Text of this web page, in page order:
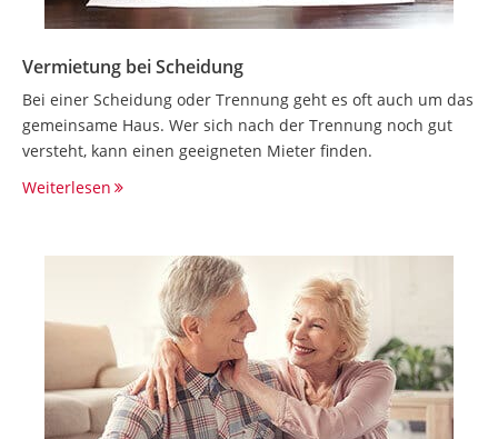
Vermietung bei Scheidung
Bei einer Scheidung oder Trennung geht es oft auch um das
gemeinsame Haus. Wer sich nach der Trennung noch gut
versteht, kann einen geeigneten Mieter finden.
Weiterlesen